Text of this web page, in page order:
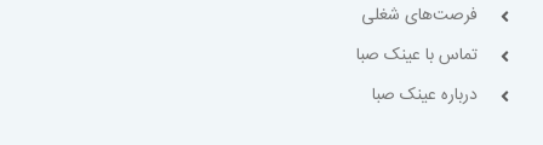
فرصت‌های شغلی
تماس با عینک صبا
درباره عینک صبا